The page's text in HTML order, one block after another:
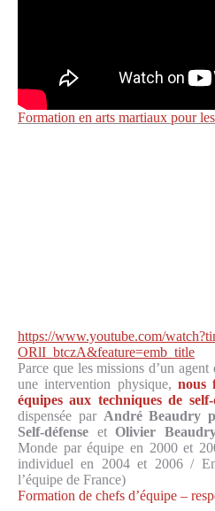
Formation en arts martiaux pour
https://www.youtube.com/
ORlI_btczA&feature=emb_title
Parce que les missions d’un
une intervention physique, nous
équipes aux techniques de self-
dispensée par André Beaudry
Self-défense etOlivier
Monde par équipe en 2000 et
individuel en 2004 et 2006 /
l’équipe de France)
Formation de chefs d’équipe –